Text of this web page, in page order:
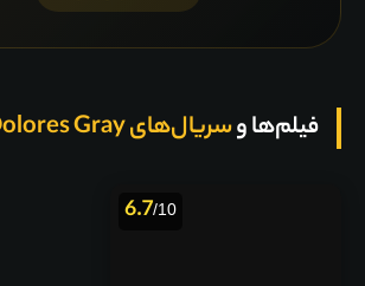
فیلم‌ها وسریال‌های Dolores Gray
6.7/10